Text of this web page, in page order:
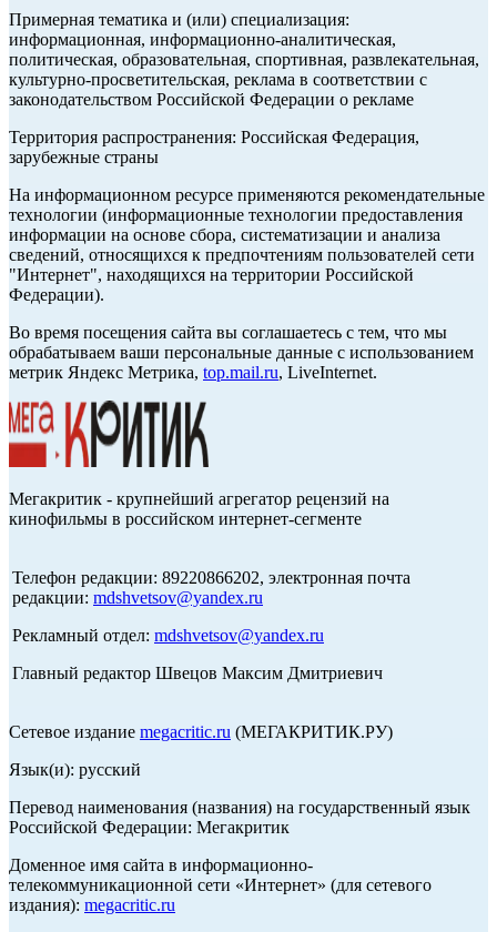
Примерная тематика и (или) специализация:
информационная, информационно-аналитическая,
политическая, образовательная, спортивная, развлекательная,
культурно-просветительская, реклама в соответствии с
законодательством Российской Федерации о рекламе
Территория распространения: Российская Федерация,
зарубежные страны
На информационном ресурсе применяются рекомендательные
технологии (информационные технологии предоставления
информации на основе сбора, систематизации и анализа
сведений, относящихся к предпочтениям пользователей сети
"Интернет", находящихся на территории Российской
Федерации).
Во время посещения сайта вы соглашаетесь с тем, что мы
обрабатываем ваши персональные данные с использованием
метрик Яндекс Метрика, top.mail.ru, LiveInternet.
Мегакритик - крупнейший агрегатор рецензий на
кинофильмы в российском интернет-сегменте
Телефон редакции: 89220866202, электронная почта
редакции: mdshvetsov@yandex.ru
Рекламный отдел: mdshvetsov@yandex.ru
Главный редактор Швецов Максим Дмитриевич
Сетевое издание megacritic.ru (МЕГАКРИТИК.РУ)
Язык(и): русский
Перевод наименования (названия) на государственный язык
Российской Федерации: Мегакритик
Доменное имя сайта в информационно-
телекоммуникационной сети «Интернет» (для сетевого
издания): megacritic.ru